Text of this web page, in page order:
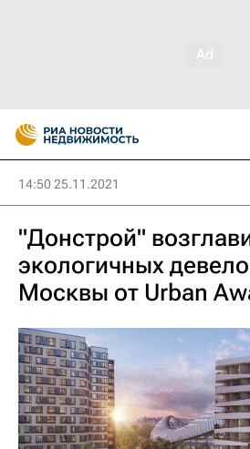
14:50 25.11.2021
"Донстрой"
экологичных
Москвы от Urban